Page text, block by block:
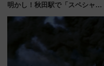
明かし！秋田駅で「スペシャル
法は？